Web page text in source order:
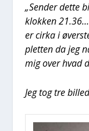
„Sen­der det­te
klok­ken
er cir­ka i
plet­ten da jeg
mig over hvad
Jeg tog tre